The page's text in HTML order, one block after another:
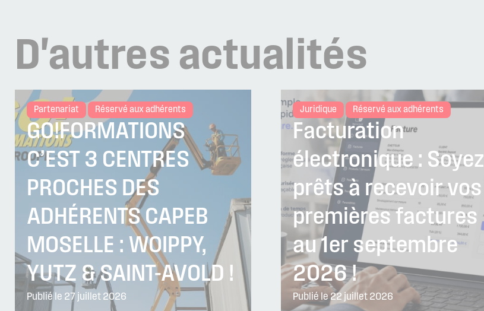
D'autres actualités
Partenariat Réservé aux adhérents
GO!FORMATIONS
C’EST 3 CENTRES
PROCHES DES
ADHÉRENTS CAPEB
MOSELLE : WOIPPY,
YUTZ & SAINT-AVOLD !
Publié le 27 juillet 2026
Juridique Réservé aux adhérents
Facturation
électronique : Soyez
prêts à recevoir vos
premières factures
au 1er septembre
2026 !
Publié le 22 juillet 2026